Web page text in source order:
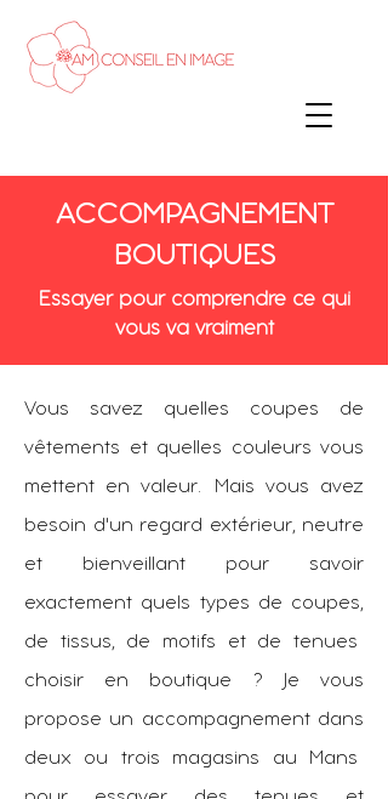
ACCOMPAGNEMENT
BOUTIQUES
Essayer pour comprendre ce qui
vous va vraiment
Vous savez quelles coupes de
vêtements et quelles couleurs vous
mettent en valeur. Mais vous avez
besoin d'un regard extérieur, neutre
et bienveillant pour savoir
exactement quels types de coupes,
de tissus, de motifs et de tenues
choisir en boutique ? Je vous
propose un accompagnement dans
deux ou trois magasins au Mans